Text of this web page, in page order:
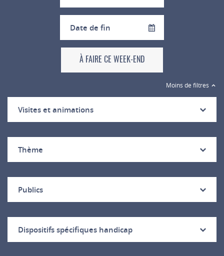
À FAIRE CE WEEK-END
Moins de filtres
Visites et animations
Thème
Publics
Dispositifs spécifiques handicap